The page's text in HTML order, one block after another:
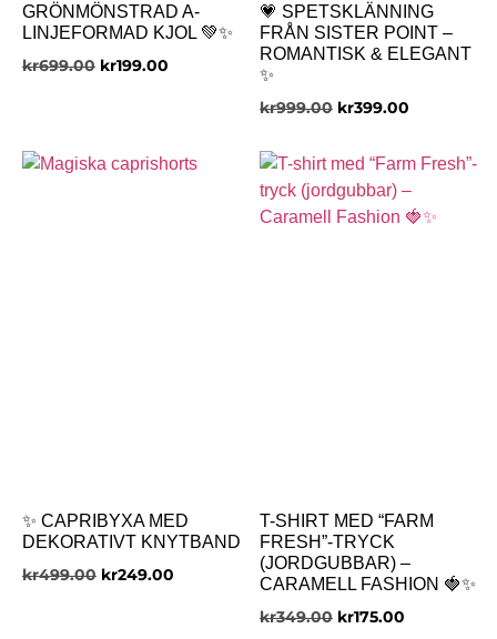
GRÖNMÖNSTRAD A-
LINJEFORMAD KJOL 💚✨
kr699.00 kr199.00
💗 SPETSKLÄNNING
FRÅN SISTER POINT –
ROMANTISK & ELEGANT
✨
kr999.00 kr399.00
✨ CAPRIBYXA MED
DEKORATIVT KNYTBAND
kr499.00 kr249.00
T-SHIRT MED “FARM
FRESH”-TRYCK
(JORDGUBBAR) –
CARAMELL FASHION 🍓✨
kr349.00 kr175.00